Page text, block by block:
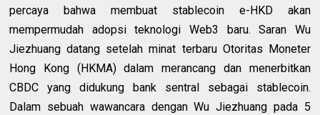
percaya bahwa membuat stablecoin e-HKD akan
mempermudah adopsi teknologi Web3 baru. Saran Wu
Jiezhuang datang setelah minat terbaru Otoritas Moneter
Hong Kong (HKMA) dalam merancang dan menerbitkan
CBDC yang didukung bank sentral sebagai stablecoin.
Dalam sebuah wawancara dengan Wu Jiezhuang pada 5